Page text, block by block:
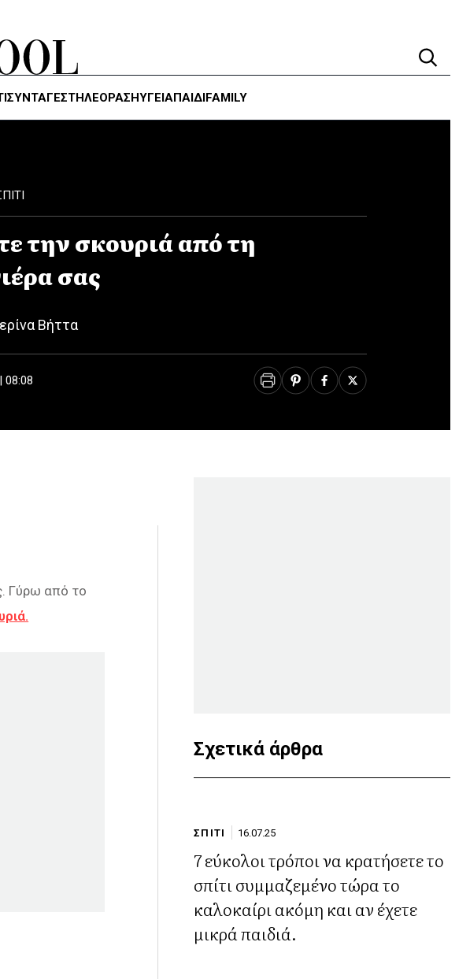
ΣΥΝΤΑΓΕΣΤΗΛΕΌΡΑΣΗΥΓΕΊΑΠΑΙΔΙFAMILY
την σκουριά από τη
σας
Βήττα
08:08
Γύρω από το
Σχετικά άρθρα
ΣΠΙΤΙ 16.07.25
7 εύκολοι τρόποι να κρατήσετε το
σπίτι συμμαζεμένο τώρα το
καλοκαίρι ακόμη και αν έχετε
μικρά παιδιά.